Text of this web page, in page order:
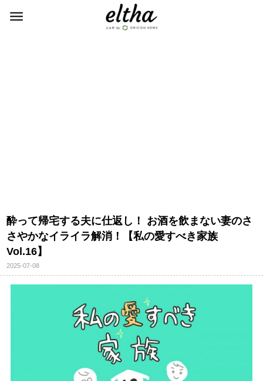
酔って帰宅する夫に仕返し！ お酒を飲まない妻のさ
さやかなイライラ解消！【私の愛すべき家族
Vol.16】
2025-07-08